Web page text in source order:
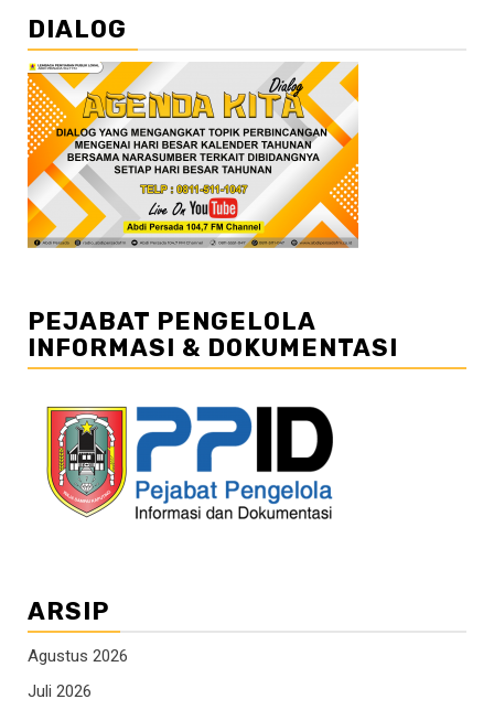
DIALOG
PEJABAT PENGELOLA
INFORMASI & DOKUMENTASI
ARSIP
Agustus 2026
Juli 2026